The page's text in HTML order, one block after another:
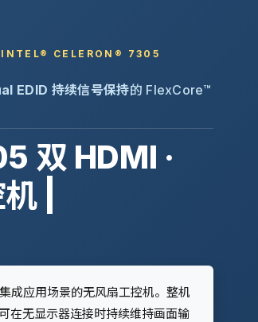
CELERON® 7305
EDID 持续信号保持的 FlexCore™
双 HDMI ·
|
成应用场景的无风扇工控机。整机
在无显示器连接时持续维持画面输